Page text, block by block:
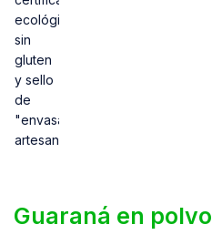
Guaraná en polvo